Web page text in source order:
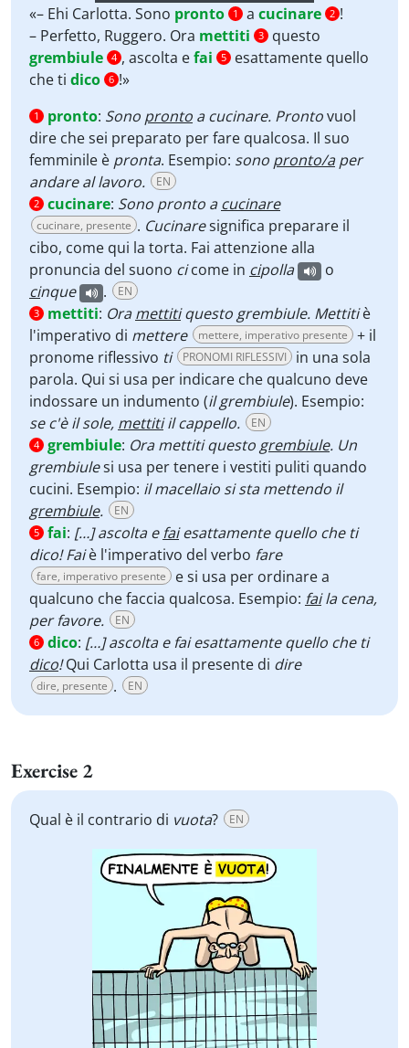
Player
«– Ehi Carlotta. Sono pronto 1 a cucinare 2 !
– Perfetto, Ruggero. Ora mettiti 3
questo
grembiule 4 , ascolta efai 5
esattamente quello
che ti dico 6 !»
1 pronto: Sono pronto a cucinare. Prontovuol
dire che sei preparato per fare qualcosa. Il suo
femminile è pronta. Esempio: sono pronto/aper
andare al lavoro.
EN
2 cucinare: Sono pronto acucinare
cucinare, presente . Cucinaresignifica preparare il
cibo, come qui la torta. Fai attenzione alla
pronuncia del suono cicome in cipolla
o
cinque . EN
3 mettiti: Oramettitiquesto grembiule. Mettitiè
l'imperativo di mettere mettere, imperativo presente
+ il
pronome riflessivo ti PRONOMI RIFLESSIVI
in una sola
parola. Qui si usa per indicare che qualcuno deve
indossare un indumento (il grembiule). Esempio:
se c'è il sole, mettitiil cappello. EN
4 grembiule: Ora mettiti questo grembiule. Un
grembiulesi usa per tenere i vestiti puliti quando
cucini. Esempio: il macellaio si sta mettendo il
grembiule. EN
5 fai: […] ascolta efaiesattamente quello che ti
dico! Faiè l'imperativo del verbo fare
fare, imperativo presente
e si usa per ordinare a
qualcuno che faccia qualcosa. Esempio: faila cena,
per favore.
EN
6 dico: […] ascolta e fai esattamente quello che ti
dico!Qui Carlotta usa il presente di dire
dire, presente . EN
Exercise 2
Qual è il contrario di vuota? EN